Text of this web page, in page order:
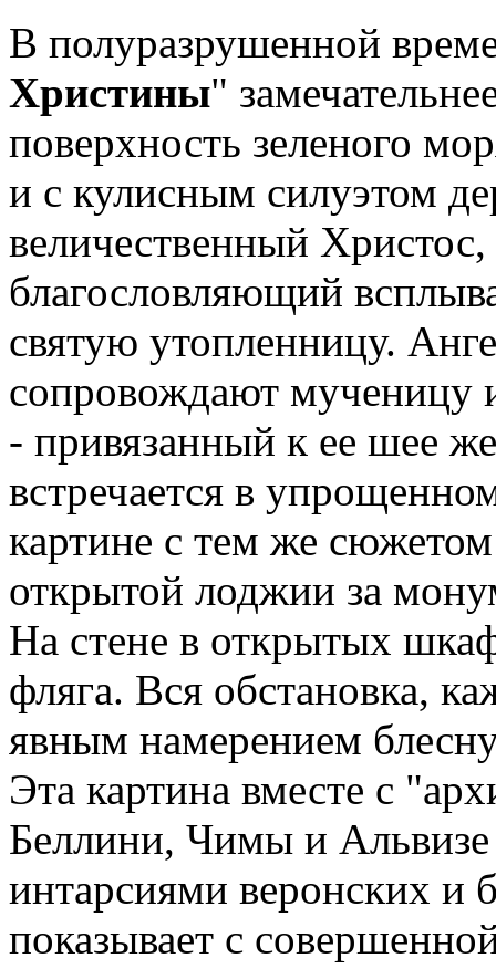
В полуразрушенной
Христины"
поверхность зеленого
и с кулисным силуэтом
величественный
благословляющий
святую утопленницу.
сопровождают мученицу
- привязанный к ее шее
встречается в
картине с тем же
открытой лоджии за
На стене в открытых
фляга. Вся обстановка,
явным намерением
Эта картина вместе с
Беллини, Чимы и
интарсиями веронских и
показывает с